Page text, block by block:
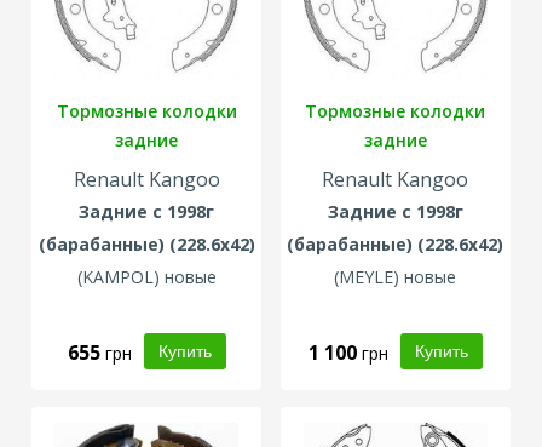
Тормозные колодки
задние
Renault Kangoo
Задние с 1998г
(барабанные) (228.6х42)
(KAMPOL) новые
655 грн
Тормозные колодки
задние
Renault Kangoo
Задние с 1998г
(барабанные) (228.6х42)
(MEYLE) новые
1 100 грн